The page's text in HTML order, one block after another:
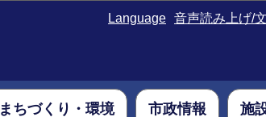
Language 音声読み上げ/
まちづくり・環境 市政情報 施